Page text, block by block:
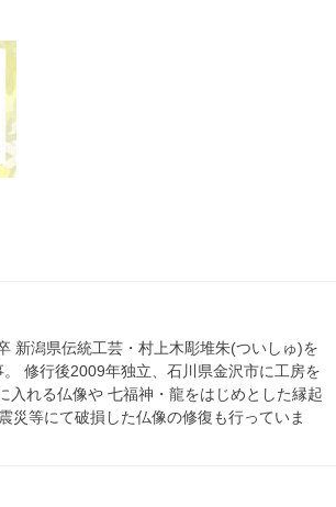
潟県伝統工芸・村上木彫堆朱(ついしゅ)を
修行後2009年独立、石川県金沢市に工房を
入れる仏像や 七福神・龍をはじめとした縁起
災等にて破損した仏像の修復も行っていま